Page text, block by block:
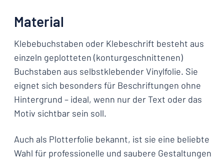
Material
Klebebuchstaben oder Klebeschrift besteht aus
einzeln geplotteten (konturgeschnittenen)
Buchstaben aus selbstklebender Vinylfolie. Sie
eignet sich besonders für Beschriftungen ohne
Hintergrund – ideal, wenn nur der Text oder das
Motiv sichtbar sein soll.
Auch als Plotterfolie bekannt, ist sie eine beliebte
Wahl für professionelle und saubere Gestaltungen